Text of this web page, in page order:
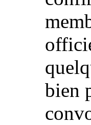
bien